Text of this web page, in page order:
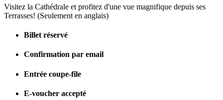
Visitez la Cathédrale et profitez d'une vue magnifique depuis ses
Terrasses! (Seulement en anglais)
Billet réservé
Confirmation par email
Entrée coupe-file
E-voucher accepté